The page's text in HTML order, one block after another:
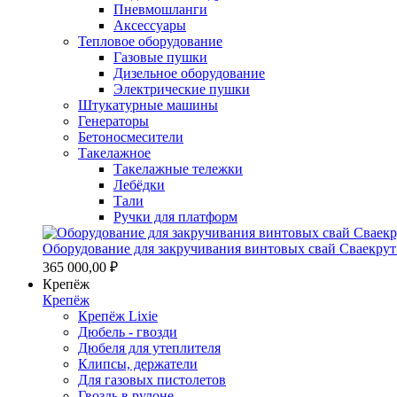
Пневмошланги
Аксессуары
Тепловое оборудование
Газовые пушки
Дизельное оборудование
Электрические пушки
Штукатурные машины
Генераторы
Бетоносмесители
Такелажное
Такелажные тележки
Лебёдки
Тали
Ручки для платформ
Оборудование для закручивания винтовых свай
365 000,00 ₽
Крепёж
Крепёж
Крепёж Lixie
Дюбель - гвозди
Дюбеля для утеплителя
Клипсы, держатели
Для газовых пистолетов